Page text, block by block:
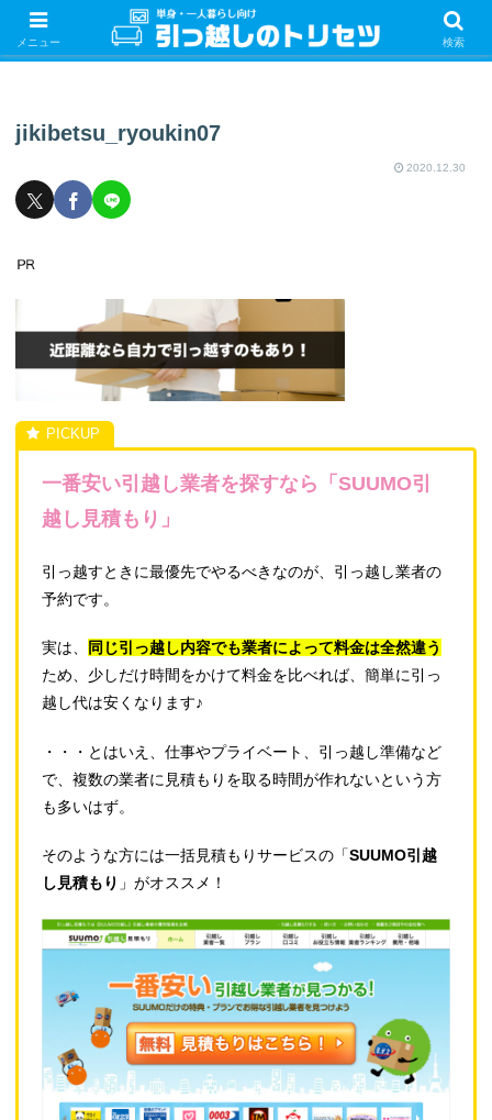
単身・一人暮らしの引っ越しをするときの手続き・やることを紹介！サクッと
引っ越しをしましょう♪
jikibetsu_ryoukin07
2020.12.30
一番安い引越し業者を探すなら「SUUMO引
越し見積もり」
引っ越すときに最優先でやるべきなのが、引っ越し業者の
予約です。
実は、
同じ引っ越し内容でも業者によって料金は全然違う
ため、少しだけ時間をかけて料金を比べれば、簡単に引っ
越し代は安くなります♪
・・・とはいえ、仕事やプライベート、引っ越し準備など
で、複数の業者に見積もりを取る時間が作れないという方
も多いはず。
そのような方には一括見積もりサービスの「SUUMO引越
し見積もり 」がオススメ！
メニュー 検索